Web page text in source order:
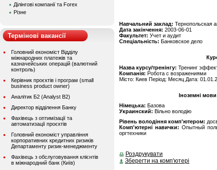
Ділінгові компанії та Forex
Різне
Термінові вакансії
Головний економіст Відділу
міжнародних платежів та
казначейських операцій (валютний
контроль)
Керівник проєктів і програм (small
business product owner)
Аналітик Б2 (Analyst B2)
Директор відділення Банку
Фахівець з оптимізації та
автоматизації проєктів
Головний економіст управління
корпоративних кредитних ризиків
Департаменту ризик-менеджменту
Фахівець з обслуговування клієнтів
в міжнародний банк (Київ)
Навчальний заклад: Тернопольская
Дата закінчення: 2003-06-01
Факультет: Учет и аудит
Спеціальність: Банковское дело
Назва курсу/тренінгу: Тренинг
Компанія: Робота с возражениями
Місто: Киев Період: Месяц Дата:
Іноземні
Німецька: Базова
Украинский: Вільно володію
Рівень володіння комп'ютером:
Комп'ютерні навички: Опытный
оргтехники
Роздрукувати
Зберегти на комп'ютері